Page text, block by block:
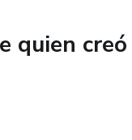
quien